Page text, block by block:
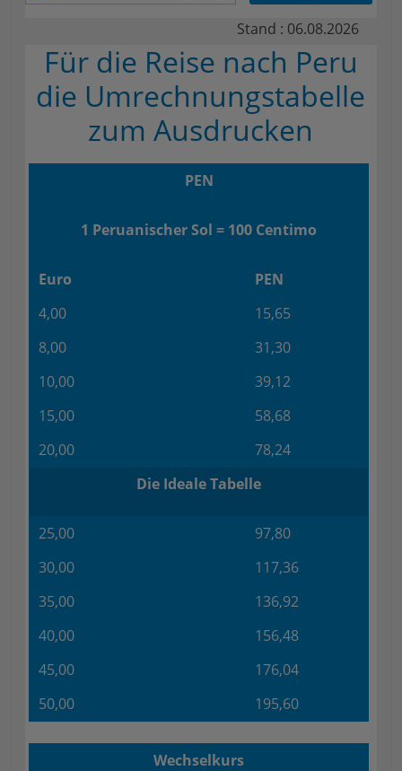
Stand : 06.08.2026
Für die Reise nach Peru
die Umrechnungstabelle
zum Ausdrucken
PEN
1 Peruanischer Sol = 100 Centimo
Euro
PEN
4,00
15,65
8,00
31,30
10,00
39,12
15,00
58,68
20,00
78,24
Die Ideale Tabelle
25,00
97,80
30,00
117,36
35,00
136,92
40,00
156,48
45,00
176,04
50,00
195,60
Wechselkurs